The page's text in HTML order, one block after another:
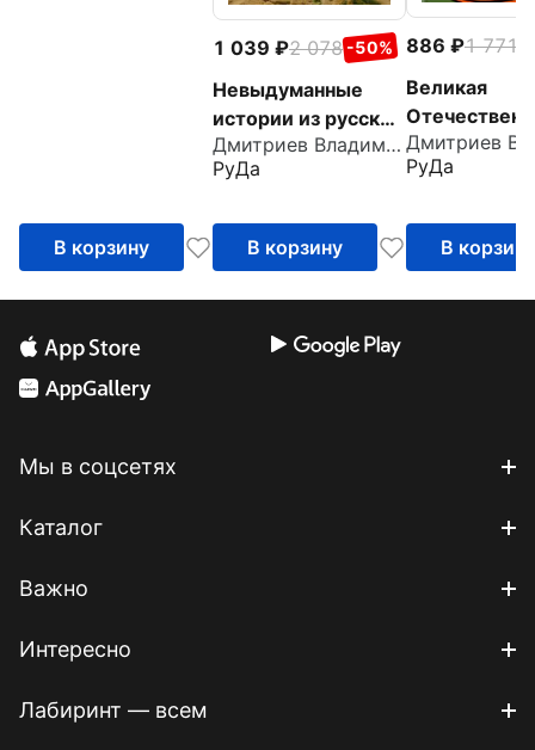
В корзину
1 039 2 078 -50%
Невыдуманные
истории из русской
истории. Век XIV Дмитриев Владимир Карлович
РуДа
В корзину
886 1 771
Великая
1943.
перелом
РуДа
В корзину
Мы в соцсетях
Каталог
Важно
Интересно
Лабиринт — всем